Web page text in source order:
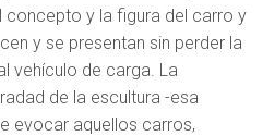
y la figura del carro y
y se presentan sin perder la
vehículo de carga. La
de la escultura -esa
evocar aquellos carros,